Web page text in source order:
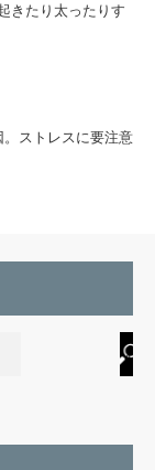
きたり太ったりす
ストレスに要注意